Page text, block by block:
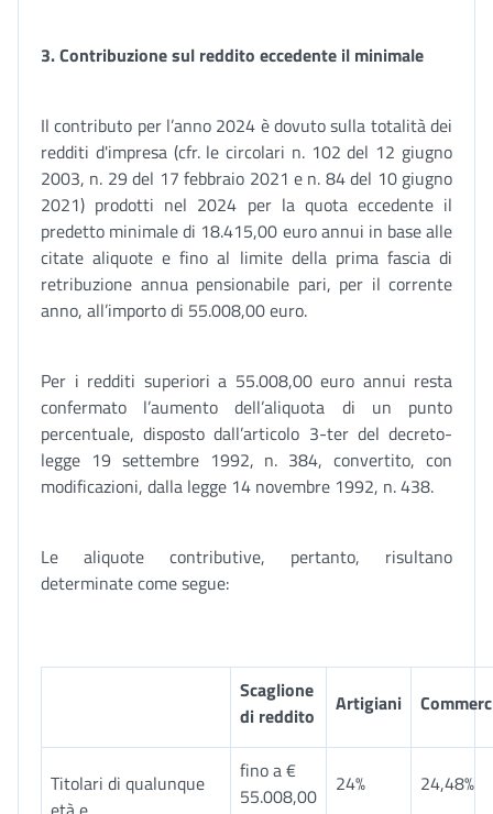
3. Contribuzione sul reddito eccedente il minimale
Il contributo per l’anno 2024 è dovuto sulla totalità dei
redditi d'impresa (cfr. le circolari n. 102 del 12 giugno
2003, n. 29 del 17 febbraio 2021 e n. 84 del 10 giugno
2021) prodotti nel 2024 per la quota eccedente il
predetto minimale di 18.415,00 euro annui in base alle
citate aliquote e fino al limite della prima fascia di
retribuzione annua pensionabile pari, per il corrente
anno, all’importo di 55.008,00 euro.
Per i redditi superiori a 55.008,00 euro annui resta
confermato l’aumento dell’aliquota di un punto
percentuale, disposto dall’articolo 3-ter del decreto-
legge 19 settembre 1992, n. 384, convertito, con
modificazioni, dalla legge 14 novembre 1992, n. 438.
Le aliquote contributive, pertanto, risultano
determinate come segue:
Scaglione
di reddito
Artigiani
Titolari di qualunque
fino a €
55.008,00
24% 24,48%